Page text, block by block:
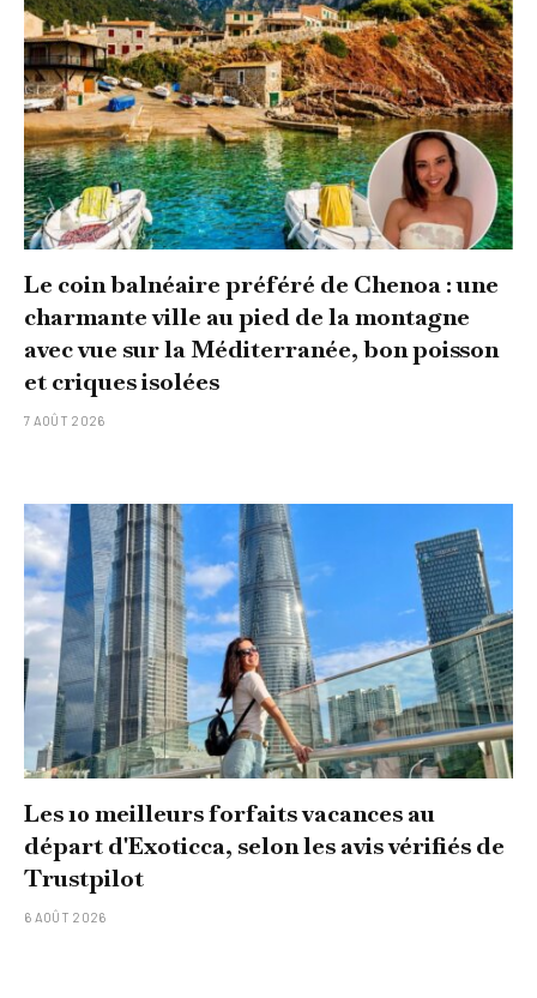
Le coin balnéaire préféré de Chenoa : une
charmante ville au pied de la montagne
avec vue sur la Méditerranée, bon poisson
et criques isolées
7 AOÛT 2026
Les 10 meilleurs forfaits vacances au
départ d'Exoticca, selon les avis vérifiés de
Trustpilot
6 AOÛT 2026